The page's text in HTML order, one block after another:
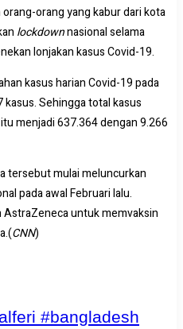
orang yang kabur dari kota
lockdownnasional selama
lonjakan kasus Covid-19.
kasus harian Covid-19 pada
Sehingga total kasus
menjadi 637.364 dengan 9.266
tersebut mulai meluncurkan
pada awal Februari lalu.
untuk memvaksin
CNN)
#bangladesh